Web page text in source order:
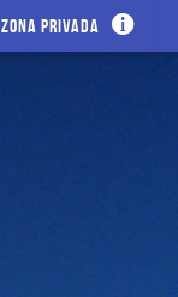
Zona privada